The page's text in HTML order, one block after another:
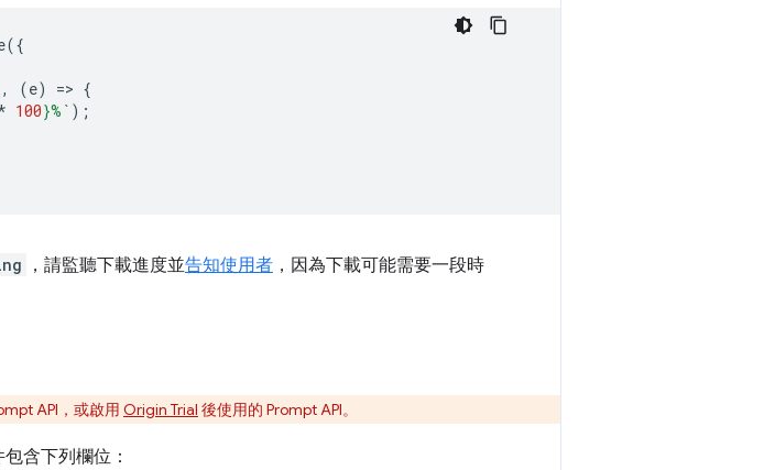
({
, (e) => {
100}%` );
，請監聽下載進度並告知使用者 ，因為下載可能需要一段時
API，或啟用 Origin Trial 後使用的 Prompt API。
含下列欄位：